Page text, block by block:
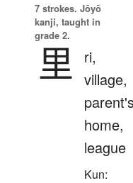
7 strokes. Jōyō
kanji, taught in
grade 2.
里
ri,
village,
home,
league
Kun: